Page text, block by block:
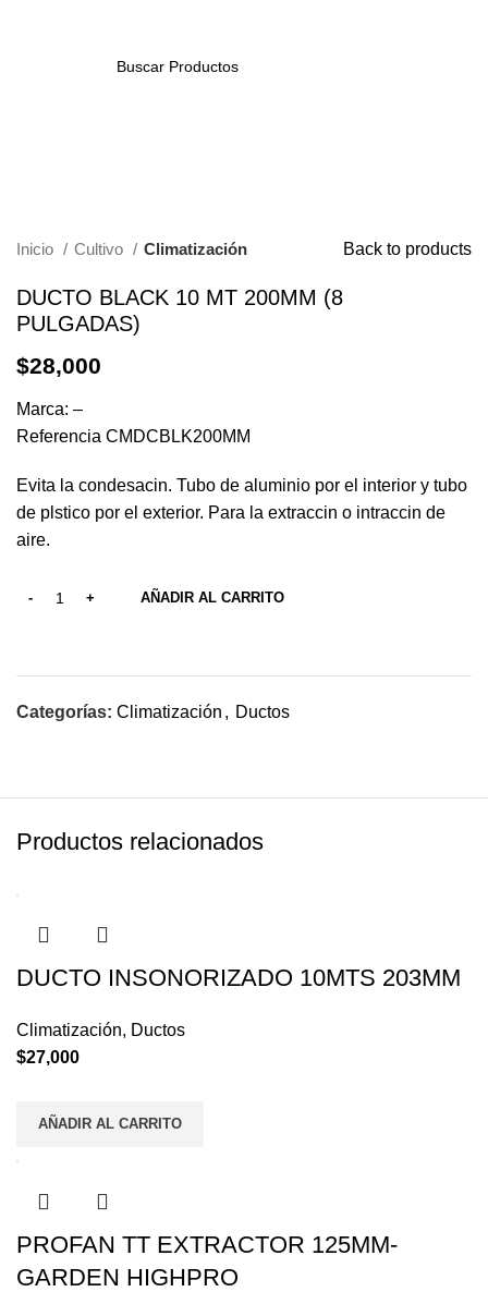
Inicio Cultivo Climatización Back to products
DUCTO BLACK 10 MT 200MM (8
PULGADAS)
$28,000
Marca: –
Referencia CMDCBLK200MM
Evita la condesacin. Tubo de aluminio por el interior y tubo
de plstico por el exterior. Para la extraccin o intraccin de
aire.
AÑADIR AL CARRITO
Categorías: Climatización , Ductos
Productos relacionados
DUCTO INSONORIZADO 10MTS 203MM
Climatización, Ductos
$27,000
AÑADIR AL CARRITO
PROFAN TT EXTRACTOR 125MM-
GARDEN HIGHPRO